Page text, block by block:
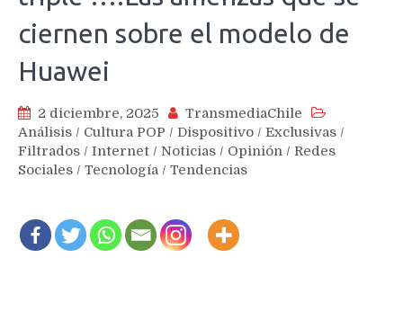
ciernen sobre el modelo de
Huawei
2 diciembre, 2025
TransmediaChile
Análisis / Cultura POP / Dispositivo / Exclusivas /
Filtrados / Internet / Noticias / Opinión / Redes
Sociales / Tecnología / Tendencias